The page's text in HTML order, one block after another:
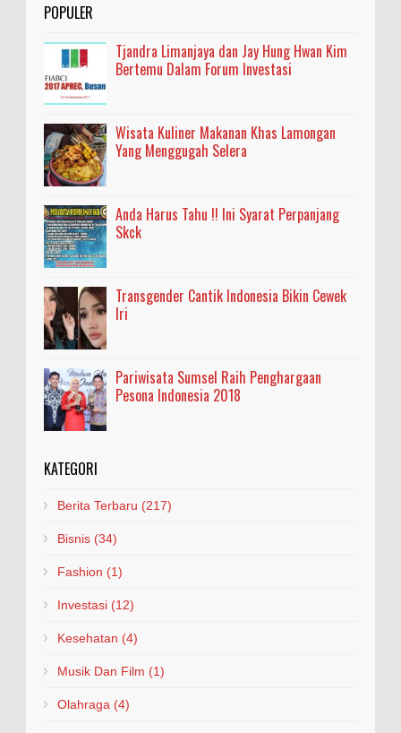
POPULER
Tjandra Limanjaya dan Jay Hung Hwan Kim
Bertemu Dalam Forum Investasi
Wisata Kuliner Makanan Khas Lamongan
Yang Menggugah Selera
Anda Harus Tahu !! Ini Syarat Perpanjang
Skck
Transgender Cantik Indonesia Bikin Cewek
Iri
Pariwisata Sumsel Raih Penghargaan
Pesona Indonesia 2018
KATEGORI
Berita Terbaru (217)
Bisnis (34)
Fashion (1)
Investasi (12)
Kesehatan (4)
Musik Dan Film (1)
Olahraga (4)